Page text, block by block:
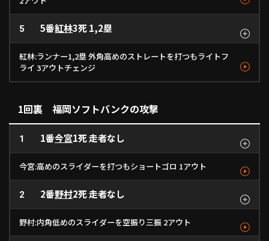
利用規約 プライバシーポリシー
運営会社（別ウィンドウで開く） よくある質問
特定商取引法の表示 アルバイト募集
動画を検索（選手・チーム・プレー内容…）
1 - km/h ストレート
2 - km/h カットボール
3 - km/h カットボール
4 - km/h ストレート
5 5番紅林3死 1,2塁
紅林:ランナー1,2塁 外角高めのストレートを打つもライトフ
ライ 3アウトチェンジ
1回裏 福岡ソフトバンクの攻撃
1 1番今宮1死 走者なし
今宮:高めのスライダーを打つもショートゴロ 1アウト
1 - km/h ストレート
2 - km/h スライダー
3 - km/h スライダー
4 - km/h ストレート
5 - km/h スライダー
6 - km/h ストレート
7 - km/h スライダー
2 2番野村2死 走者なし
野村:内角低めのスライダーを空振り三振 2アウト